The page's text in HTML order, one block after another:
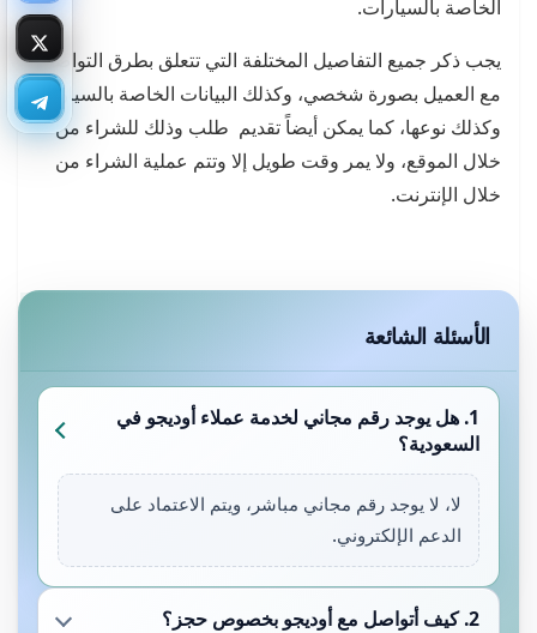
الخاصة بالسيارات.
يجب ذكر جميع التفاصيل المختلفة التي تتعلق بطرق التواصل
مع العميل بصورة شخصي، وكذلك البيانات الخاصة بالسيارة
وكذلك نوعها، كما يمكن أيضاً تقديم طلب وذلك للشراء من
خلال الموقع، ولا يمر وقت طويل إلا وتتم عملية الشراء من
خلال الإنترنت.
الأسئلة الشائعة
1. هل يوجد رقم مجاني لخدمة عملاء أوديجو في
السعودية؟
لا، لا يوجد رقم مجاني مباشر، ويتم الاعتماد على
الدعم الإلكتروني.
2. كيف أتواصل مع أوديجو بخصوص حجز؟